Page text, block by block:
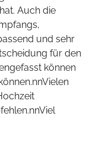
Auch die
und sehr
für den
können